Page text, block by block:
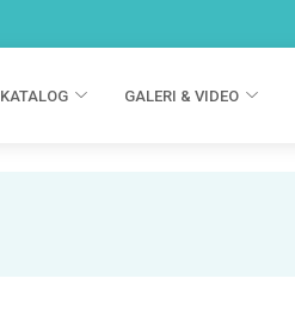
KATALOG GALERI & VIDEO